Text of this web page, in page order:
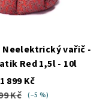
Neelektrický vařič -
Red 1,5l - 10l
1 899 Kč
Kč (–5 %)